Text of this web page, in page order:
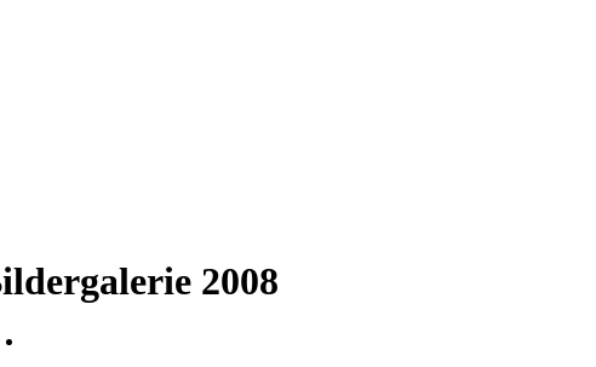
2008